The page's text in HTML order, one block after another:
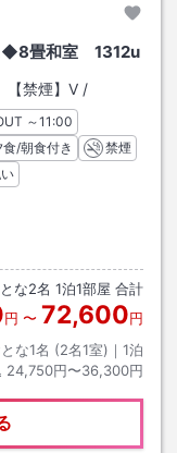
◆8畳和室 1312u
【禁煙】V /
チェックアウト
～11:00
食/朝食付き
禁煙
な2名 1泊1部屋 合計
円 〜 72,600円
な1名 (2名1室)｜ 1泊
24,750円〜36,300円